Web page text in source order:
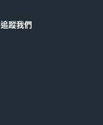
追蹤我們